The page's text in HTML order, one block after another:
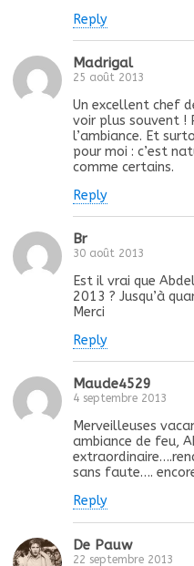
Reply
Madrigal
25 août 2013
Un excellent chef
voir plus souvent
l’ambiance. Et
pour moi : c’est
comme certains.
Reply
Br
30 août 2013
Est il vrai que
2013 ? Jusqu’à
Merci
Reply
Maude4529
4 septembre 2013
Merveilleuses
ambiance de feu,
sans faute….
Reply
De Pauw
22 septembre 2013